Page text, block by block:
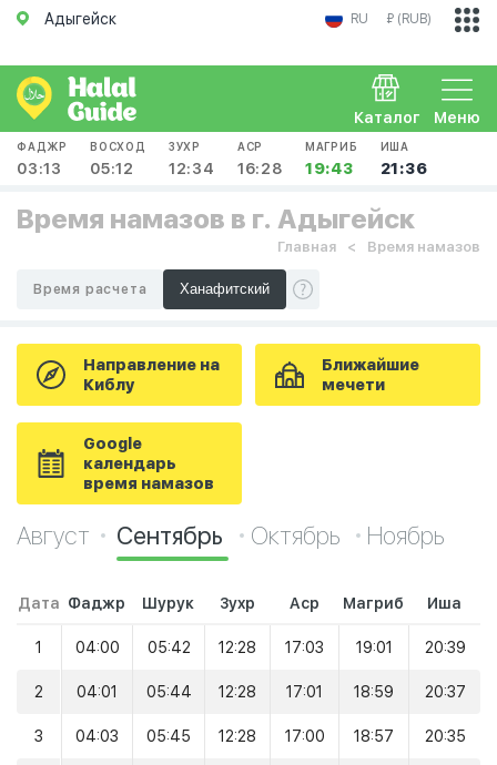
Адыгейск RU ₽ (RUB)
Меню
Каталог
ФАДЖР
03:13
ВОСХОД
05:12
ЗУХР
12:34
АСР
16:28
МАГРИБ
19:43
ИША
21:36
Время намазов в г. Адыгейск
Главная Время намазов
Время расчета
Направление на
Киблу
Ближайшие
мечети
Google
календарь
время намазов
Август Сентябрь Октябрь Ноябрь
Дата Фаджр Шурук Зухр Аср Магриб Иша
1 04:00 05:42 12:28 17:03 19:01 20:39
2 04:01 05:44 12:28 17:01 18:59 20:37
3 04:03 05:45 12:28 17:00 18:57 20:35